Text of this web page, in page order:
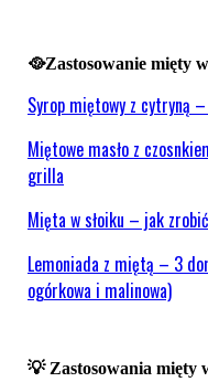
🥘Zastosowanie mięty
Syrop miętowy z cytryną
Miętowe masło z
grilla
Mięta w słoiku – jak
Lemoniada z miętą – 3
ogórkowa i malinowa)
💡 Zastosowania mięty